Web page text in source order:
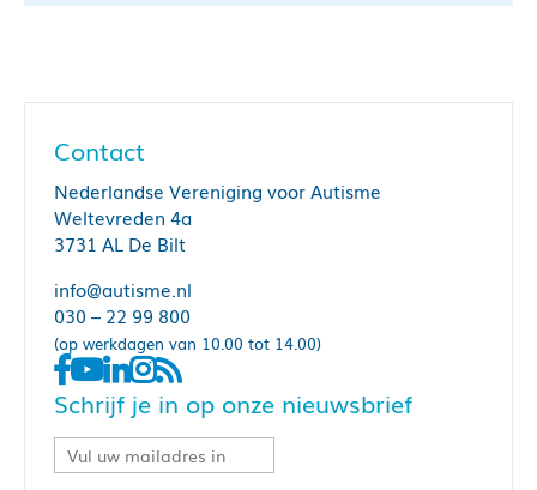
Contact
Nederlandse Vereniging voor Autisme
Weltevreden 4a
3731 AL De Bilt
info@autisme.nl
030 – 22 99 800
(op werkdagen van 10.00 tot 14.00)
Schrijf je in op onze nieuwsbrief